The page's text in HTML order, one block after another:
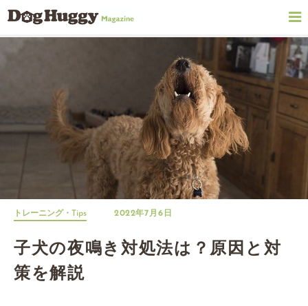
トレーニング・Tips 2022年7月6日
子犬の夜鳴き対処法は？原因と対
策を解説